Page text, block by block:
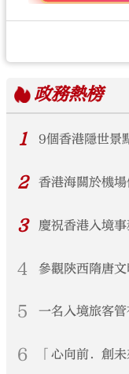
政務熱榜
1 9個香港隱世
2 香港海關於機
3 慶祝香港入境
4 參觀陝西隋唐
5 一名入境旅客
6 「心向前．創